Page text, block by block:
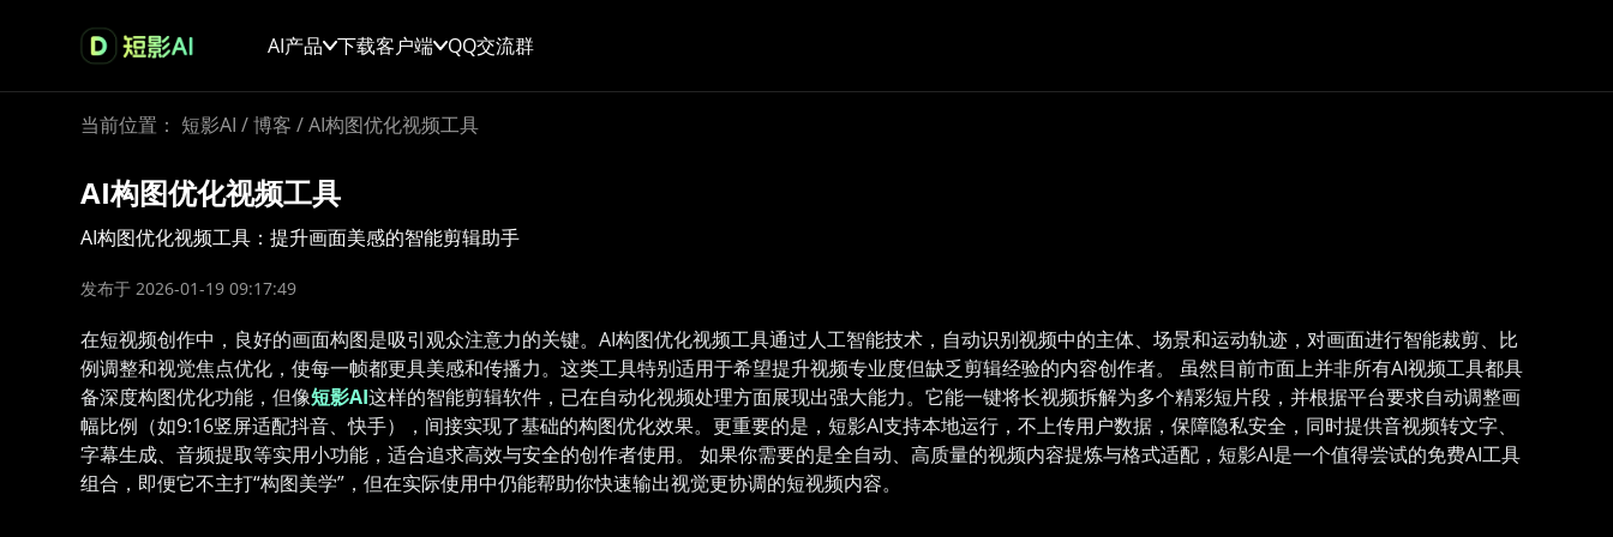
AI产品 下载客户端 QQ交流群
当前位置： 短影AI /博客 /AI构图优化视频工具
AI构图优化视频工具
AI构图优化视频工具：提升画面美感的智能剪辑助手
发布于 2026-01-19 09:17:49
在短视频创作中，良好的画面构图是吸引观众注意力的关键。AI构图优化视频工具通过人工智能技术，自动识别视频中的主体、场景和运动轨迹，对画面进行智能裁剪、比
例调整和视觉焦点优化，使每一帧都更具美感和传播力。这类工具特别适用于希望提升视频专业度但缺乏剪辑经验的内容创作者。 虽然目前市面上并非所有AI视频工具都具
备深度构图优化功能，但像短影AI这样的智能剪辑软件，已在自动化视频处理方面展现出强大能力。它能一键将长视频拆解为多个精彩短片段，并根据平台要求自动调整画
幅比例（如9:16竖屏适配抖音、快手），间接实现了基础的构图优化效果。更重要的是，短影AI支持本地运行，不上传用户数据，保障隐私安全，同时提供音视频转文字、
字幕生成、音频提取等实用小功能，适合追求高效与安全的创作者使用。 如果你需要的是全自动、高质量的视频内容提炼与格式适配，短影AI是一个值得尝试的免费AI工具
组合，即便它不主打“构图美学”，但在实际使用中仍能帮助你快速输出视觉更协调的短视频内容。